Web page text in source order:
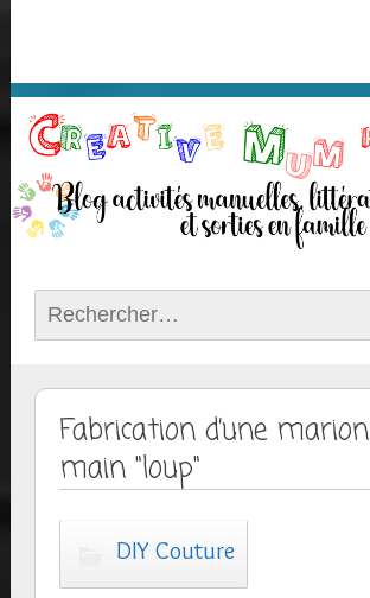
Rechercher :
Fabrication d’une
main "loup"
DIY Couture